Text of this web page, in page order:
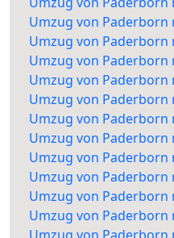
Umzug von Paderborn
Umzug von Paderborn
Umzug von Paderborn
Umzug von Paderborn
Umzug von Paderborn
Umzug von Paderborn
Umzug von Paderborn
Umzug von Paderborn
Umzug von Paderborn
Umzug von Paderborn
Umzug von Paderborn